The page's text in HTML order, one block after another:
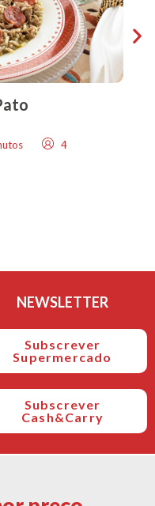
4
NEWSLETTER
Subscrever
Supermercado
Subscrever
Cash&Carry